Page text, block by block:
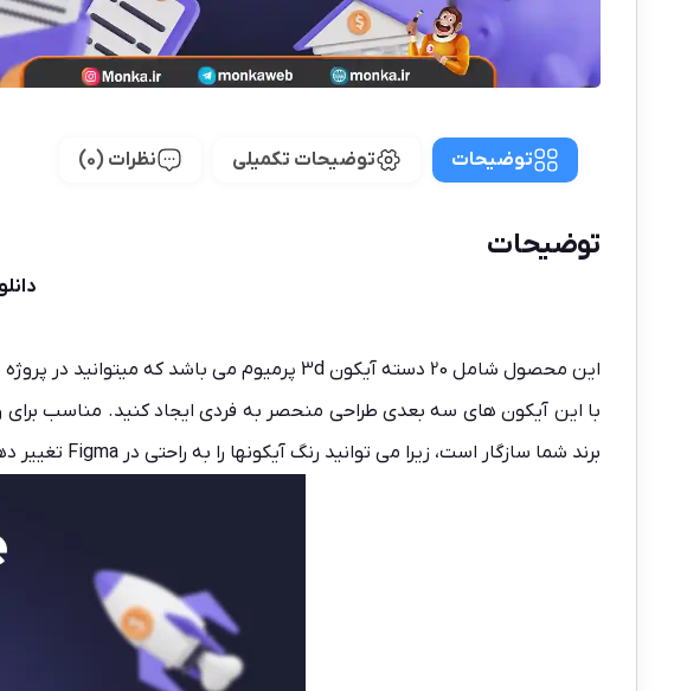
توضیحات توضیحات تکمیلی نظرات (0)
توضیحات
این محصول شامل 20 دسته آیکون 3d پرمیوم می باشد که میتوانید در پروژه های
با این آیکون های سه بعدی طراحی منحصر به فردی ایجاد کنید. مناسب برای
برند شما سازگار است، زیرا می توانید رنگ آیکونها را به راحتی در Figma تغییر دهید.